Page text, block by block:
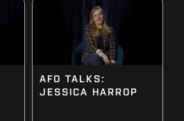
AFO TALKS:
JESSICA HARROP